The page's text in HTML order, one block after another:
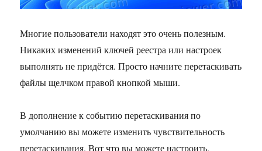
Многие пользователи находят это очень полезным.
Никаких изменений ключей реестра или настроек
выполнять не придётся. Просто начните перетаскивать
файлы щелчком правой кнопкой мыши.
В дополнение к событию перетаскивания по
умолчанию вы можете изменить чувствительность
перетаскивания. Вот что вы можете настроить.